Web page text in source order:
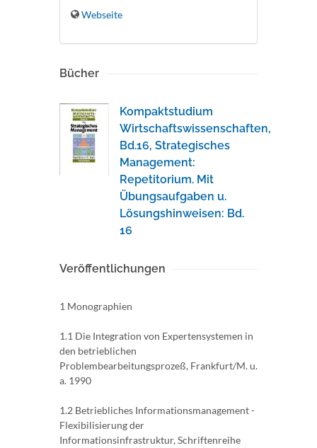
Webseite
Bücher
Kompaktstudium
Wirtschaftswissenschaften,
Bd.16, Strategisches
Management:
Repetitorium. Mit
Übungsaufgaben u.
Lösungshinweisen: Bd.
16
Veröffentlichungen
1 Monographien
1.1 Die Integration von Expertensystemen in
den betrieblichen
Problembearbeitungsprozeß, Frankfurt/M. u.
a. 1990
1.2 Betriebliches Informationsmanagement -
Flexibilisierung der
Informationsinfrastruktur, Schriftenreihe